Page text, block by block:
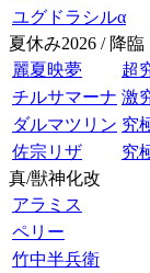
ユグドラシルα
夏休み2026 / 降臨
麗夏映夢
超
チルサマーナ 激
ダルマツリン 究
佐宗リザ
究
真/獣神化改
アラミス
ペリー
竹中半兵衛